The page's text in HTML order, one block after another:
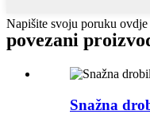
Napišite svoju poruku
povezani
Snažna